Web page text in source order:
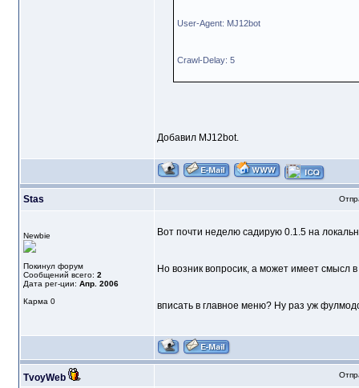
User-Agent: MJ12bot
Crawl-Delay: 5
Добавил MJ12bot.
Stas
Newbie
Покинул форум
Сообщений всего: 2
Дата рег-ции: Апр. 2006
Карма 0
Вот почти неделю садирую 0.1.5 на
Но возник вопросик, а может имеет смысл
вписать в главное меню? Ну раз уж
TvoyWeb